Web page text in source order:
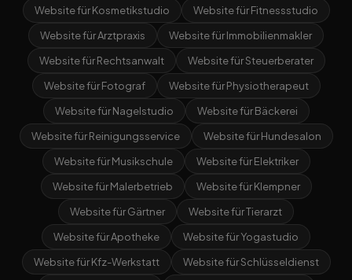
Website für Kosmetikstudio
Website für Fitnessstudio
Website für Arztpraxis
Website für Immobilienmakler
Website für Rechtsanwalt
Website für Steuerberater
Website für Fotograf
Website für Physiotherapeut
Website für Nagelstudio
Website für Bäckerei
Website für Reinigungsservice
Website für Hundesalon
Website für Musikschule
Website für Elektriker
Website für Malerbetrieb
Website für Klempner
Website für Gärtner
Website für Tierarzt
Website für Apotheke
Website für Yogastudio
Website für Kfz-Werkstatt
Website für Schlüsseldienst